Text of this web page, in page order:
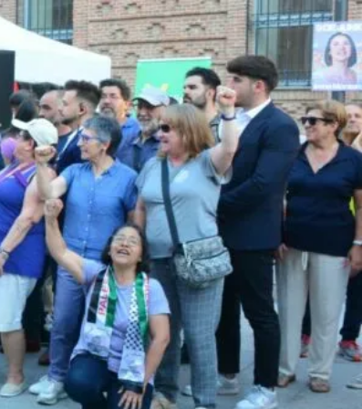
DONDE NINGUNA MUJER TENGA QUE